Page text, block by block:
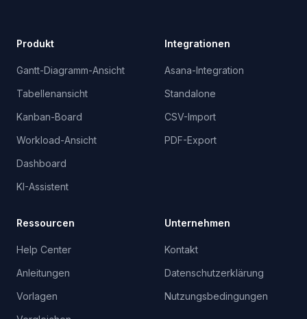
Produkt
Gantt-Diagramm-Ansicht
Tabellenansicht
Kanban-Board
Workload-Ansicht
Dashboard
KI-Assistent
Integrationen
Asana-Integration
Standalone
CSV-Import
PDF-Export
Ressourcen
Help Center
Anleitungen
Vorlagen
Unternehmen
Kontakt
Datenschutzerklärung
Nutzungsbedingungen